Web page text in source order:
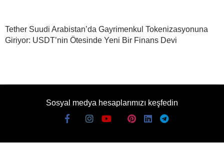
Tether Suudi Arabistan’da Gayrimenkul Tokenizasyonuna
Giriyor: USDT’nin Ötesinde Yeni Bir Finans Devi
Sosyal medya hesaplarımızı keşfedin